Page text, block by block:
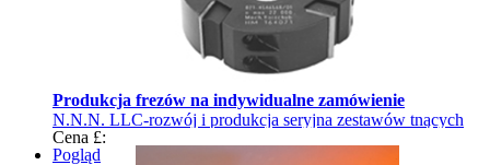
Produkcja frezów na indywidualne zamówienie
N.N.N. LLC-rozwój i produkcja seryjna zestawów tnących
Cena £:
Pogląd